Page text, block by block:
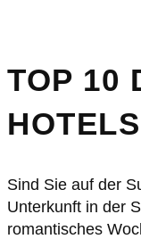
TOP 10
HOTELS
Sind Sie auf der
Unterkunft in der
romantisches